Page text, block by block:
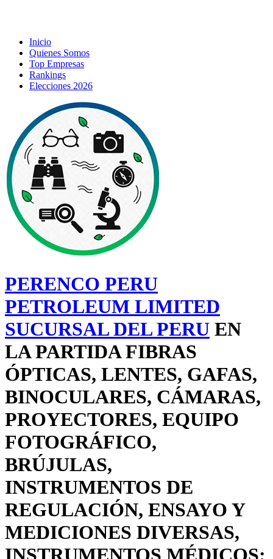
Inicio
Quienes Somos
Top Empresas
Rankings
Elecciones 2026
PERENCO PERU
PETROLEUM LIMITED
SUCURSAL DEL PERU EN
LA PARTIDA FIBRAS
ÓPTICAS, LENTES, GAFAS,
BINOCULARES, CÁMARAS,
PROYECTORES, EQUIPO
FOTOGRÁFICO,
BRÚJULAS,
INSTRUMENTOS DE
REGULACIÓN, ENSAYO Y
MEDICIONES DIVERSAS,